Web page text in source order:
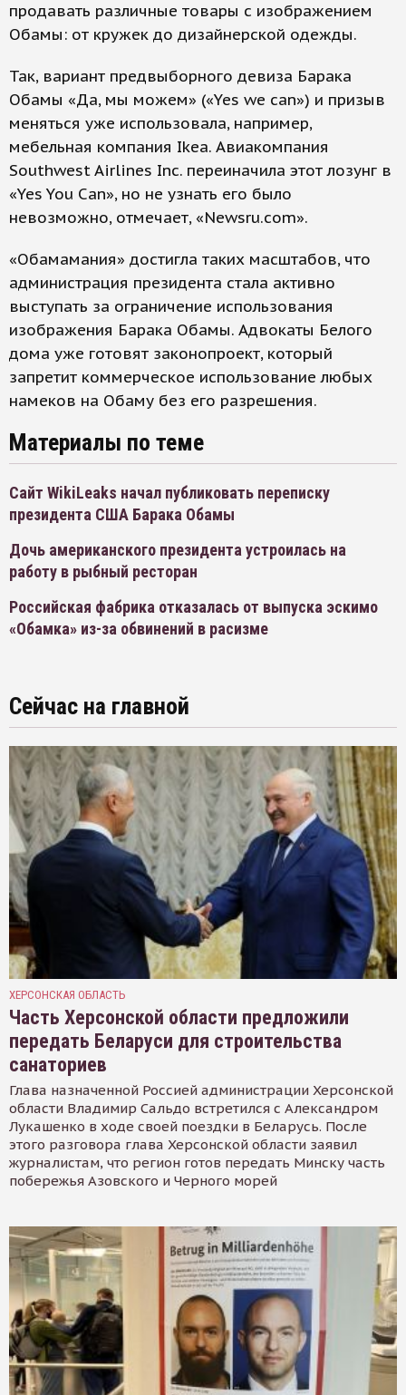
продавать различные товары с изображением
Обамы: от кружек до дизайнерской одежды.
Так, вариант предвыборного девиза Барака
Обамы «Да, мы можем» («Yes we can») и призыв
меняться уже использовала, например,
мебельная компания Ikea. Авиакомпания
Southwest Airlines Inc. переиначила этот лозунг в
«Yes You Can», но не узнать его было
невозможно, отмечает, «Newsru.com».
«Обамамания» достигла таких масштабов, что
администрация президента стала активно
выступать за ограничение использования
изображения Барака Обамы. Адвокаты Белого
дома уже готовят законопроект, который
запретит коммерческое использование любых
намеков на Обаму без его разрешения.
Материалы по теме
Сайт WikiLeaks начал публиковать переписку
президента США Барака Обамы
Дочь американского президента устроилась на
работу в рыбный ресторан
Российская фабрика отказалась от выпуска эскимо
«Обамка» из-за обвинений в расизме
Сейчас на главной
ХЕРСОНСКАЯ ОБЛАСТЬ
Часть Херсонской области предложили
передать Беларуси для строительства
санаториев
Глава назначенной Россией администрации Херсонской
области Владимир Сальдо встретился с Александром
Лукашенко в ходе своей поездки в Беларусь. После
этого разговора глава Херсонской области заявил
журналистам, что регион готов передать Минску часть
побережья Азовского и Черного морей